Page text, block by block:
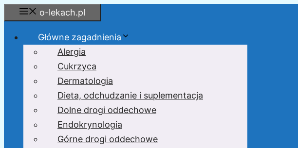
Przejdź
do
o-lekach.pl
Główne zagadnienia
Alergia
Cukrzyca
Dermatologia
Dieta, odchudzanie i suplementacja
Dolne drogi oddechowe
Endokrynologia
Górne drogi oddechowe